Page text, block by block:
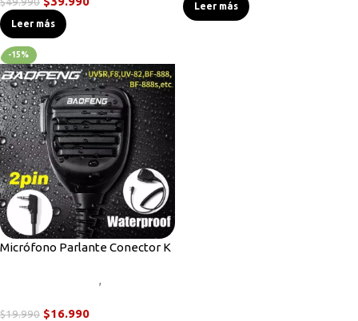
Leer más
Leer más
-15%
Micrófono Parlante Conector K
,
$19.990 $16.990